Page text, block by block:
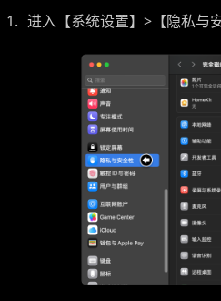
进入【系统设置】>【隐私与